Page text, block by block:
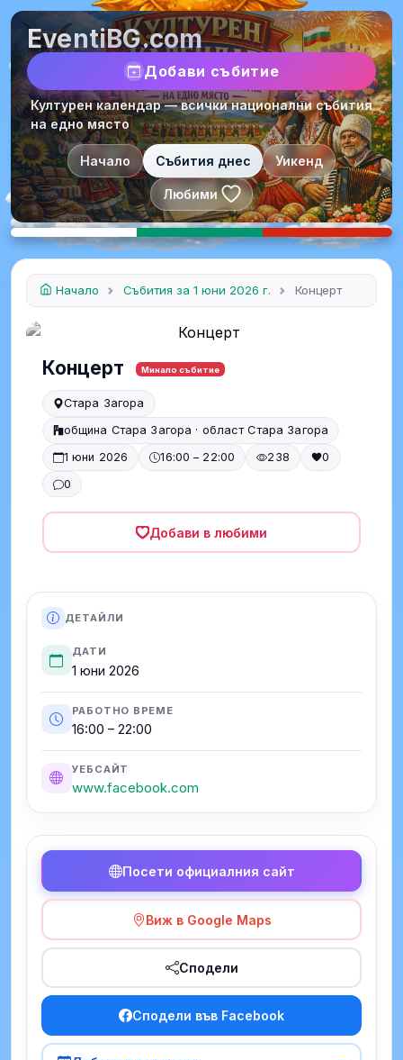
EventiBG.com
Добави събитие
Културен календар — всички национални събития
на едно място
Начало Събития днес Уикенд
Любими
Начало Събития за 1 юни 2026 г. Концерт
Концерт Минало събитие
Стара Загора
община Стара Загора · област Стара Загора
1 юни 2026
16:00 – 22:00 238
0
0
Добави в любими
ДЕТАЙЛИ
ДАТИ
1 юни 2026
РАБОТНО ВРЕМЕ
16:00 – 22:00
УЕБСАЙТ
www.facebook.com
Посети официалния сайт
Виж в Google Maps
Сподели
Сподели във Facebook